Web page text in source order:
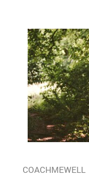
COACHMEWELL